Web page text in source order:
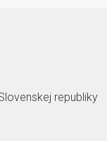
republiky